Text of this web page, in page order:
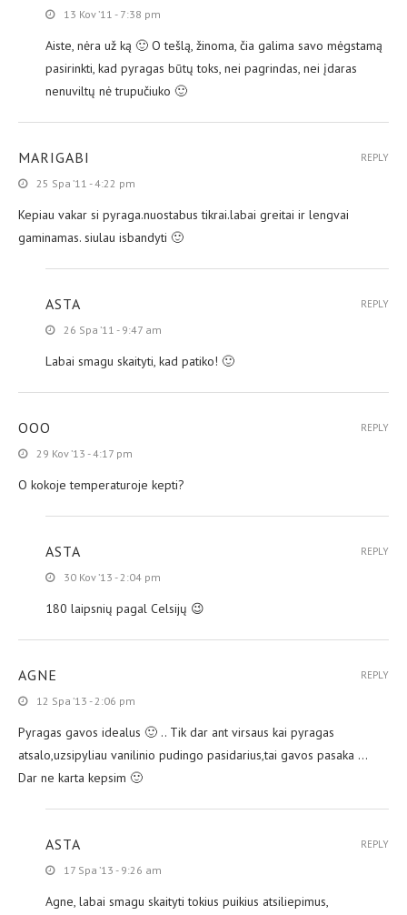
13 Kov ’11 - 7:38 pm
Aiste, nėra už ką 🙂 O tešlą, žinoma, čia galima savo mėgstamą
pasirinkti, kad pyragas būtų toks, nei pagrindas, nei įdaras
nenuviltų nė trupučiuko 🙂
MARIGABI
25 Spa ’11 - 4:22 pm
Kepiau vakar si pyraga.nuostabus tikrai.labai greitai ir lengvai
gaminamas. siulau isbandyti 🙂
REPLY
ASTA
26 Spa ’11 - 9:47 am
Labai smagu skaityti, kad patiko! 🙂
REPLY
OOO
29 Kov ’13 - 4:17 pm
O kokoje temperaturoje kepti?
REPLY
ASTA
30 Kov ’13 - 2:04 pm
180 laipsnių pagal Celsijų 😉
REPLY
AGNE
12 Spa ’13 - 2:06 pm
Pyragas gavos idealus 🙂 .. Tik dar ant virsaus kai pyragas
atsalo,uzsipyliau vanilinio pudingo pasidarius,tai gavos pasaka …
Dar ne karta kepsim 🙂
REPLY
ASTA
17 Spa ’13 - 9:26 am
Agne, labai smagu skaityti tokius puikius atsiliepimus,
REPLY